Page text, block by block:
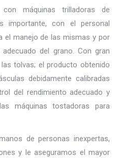
máquinas trilladoras de
importante, con el personal
el manejo de las mismas y por
del grano. Con gran
tolvas; el producto obtenido
debidamente calibradas
del rendimiento adecuado y
máquinas tostadoras para
de personas inexpertas,
y le aseguramos el mayor